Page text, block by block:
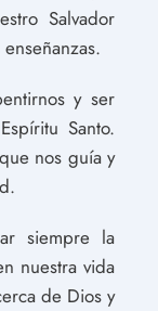
Salvador
y ser
Santo.
nos guía y
siempre la
nuestra vida
de Dios y